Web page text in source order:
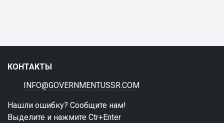
КОНТАКТЫ
INFO@GOVERNMENTUSSR.COM
Нашли ошибку? Сообщите нам!
Выделите и нажмите Ctr+Enter